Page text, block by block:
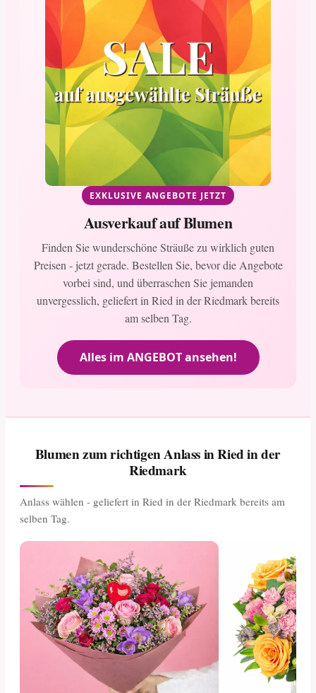
EXKLUSIVE ANGEBOTE JETZT
Ausverkauf auf Blumen
Finden Sie wunderschöne Sträuße zu wirklich guten
Preisen - jetzt gerade. Bestellen Sie, bevor die Angebote
vorbei sind, und überraschen Sie jemanden
unvergesslich, geliefert in Ried in der Riedmark bereits
am selben Tag.
Alles im ANGEBOT ansehen!
Blumen zum richtigen Anlass in Ried in der
Riedmark
Anlass wählen - geliefert in Ried in der Riedmark bereits am
selben Tag.